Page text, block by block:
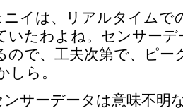
ニイは、リアルタイムで
いたわよね。センサー
ので、工夫次第で、ピー
しら。
ンサーデータは意味不明